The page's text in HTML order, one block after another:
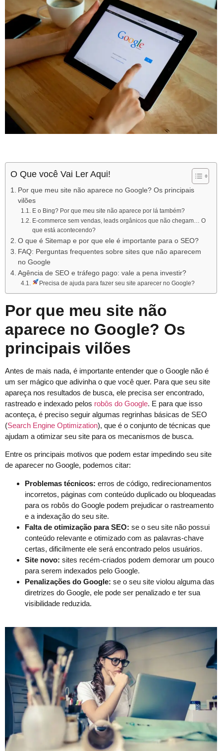
O Que você Vai Ler Aqui!
Por que meu site não aparece no Google? Os principais
vilões
E o Bing? Por que meu site não aparece por lá também?
E-commerce sem vendas, leads orgânicos que não chegam… O
que está acontecendo?
O que é Sitemap e por que ele é importante para o SEO?
FAQ: Perguntas frequentes sobre sites que não aparecem
no Google
Agência de SEO e tráfego pago: vale a pena investir?
Precisa de ajuda para fazer seu site aparecer no Google?
Por que meu site não
aparece no Google? Os
principais vilões
Antes de mais nada, é importante entender que o Google não é
um ser mágico que adivinha o que você quer. Para que seu site
apareça nos resultados de busca, ele precisa ser encontrado,
rastreado e indexado pelos robôs do Google. E para que isso
aconteça, é preciso seguir algumas regrinhas básicas de SEO
(Search Engine Optimization), que é o conjunto de técnicas que
ajudam a otimizar seu site para os mecanismos de busca.
Entre os principais motivos que podem estar impedindo seu site
de aparecer no Google, podemos citar:
Problemas técnicos: erros de código, redirecionamentos
incorretos, páginas com conteúdo duplicado ou bloqueadas
para os robôs do Google podem prejudicar o rastreamento
e a indexação do seu site.
Falta de otimização para SEO: se o seu site não possui
conteúdo relevante e otimizado com as palavras-chave
certas, dificilmente ele será encontrado pelos usuários.
Site novo: sites recém-criados podem demorar um pouco
para serem indexados pelo Google.
Penalizações do Google: se o seu site violou alguma das
diretrizes do Google, ele pode ser penalizado e ter sua
visibilidade reduzida.